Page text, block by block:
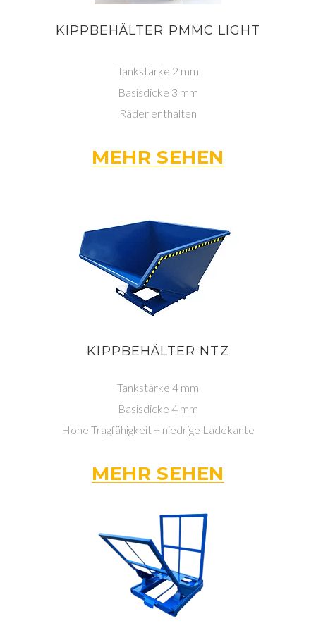
KIPPBEHÄLTER PMMC LIGHT
Tankstärke 2 mm
Basisdicke 3 mm
Räder enthalten
MEHR SEHEN
KIPPBEHÄLTER NTZ
Tankstärke 4 mm
Basisdicke 4 mm
Hohe Tragfähigkeit + niedrige Ladekante
MEHR SEHEN